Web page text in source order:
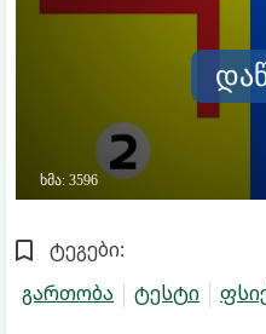
ტეგები:
გართობა
ტესტი